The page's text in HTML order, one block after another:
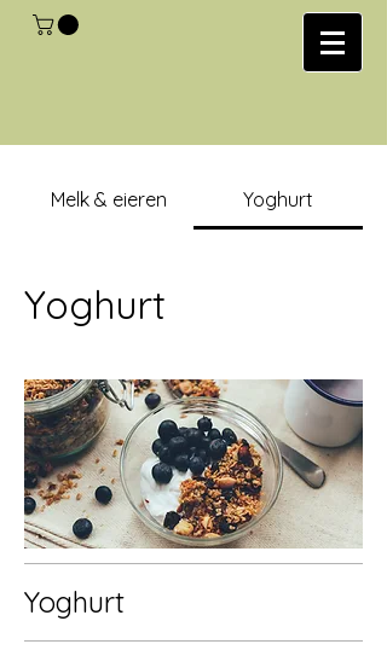
Melk & eieren Yoghurt
Yoghurt
Yoghurt